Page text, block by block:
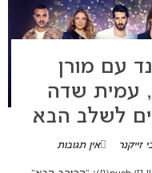
עם מורן
עמית שדה
לשלב הבא
זייקנר אין תגובות